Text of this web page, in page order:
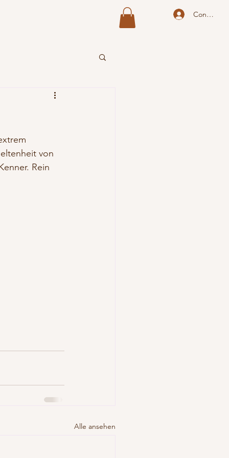
Connexion
von
Rein
Alle ansehen